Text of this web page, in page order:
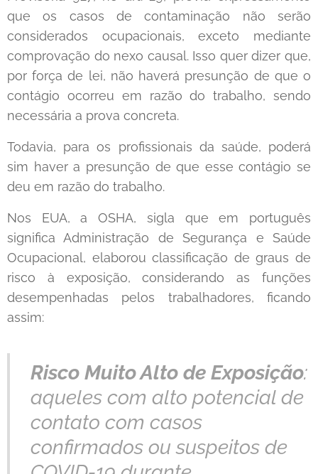
que os casos de contaminação não serão
considerados ocupacionais, exceto mediante
comprovação do nexo causal. Isso quer dizer que,
por força de lei, não haverá presunção de que o
contágio ocorreu em razão do trabalho, sendo
necessária a prova concreta.
Todavia, para os profissionais da saúde, poderá
sim haver a presunção de que esse contágio se
deu em razão do trabalho.
Nos EUA, a OSHA, sigla que em português
significa Administração de Segurança e Saúde
Ocupacional, elaborou classificação de graus de
risco à exposição, considerando as funções
desempenhadas pelos trabalhadores, ficando
assim:
Risco Muito Alto de Exposição:
aqueles com alto potencial de
contato com casos
confirmados ou suspeitos de